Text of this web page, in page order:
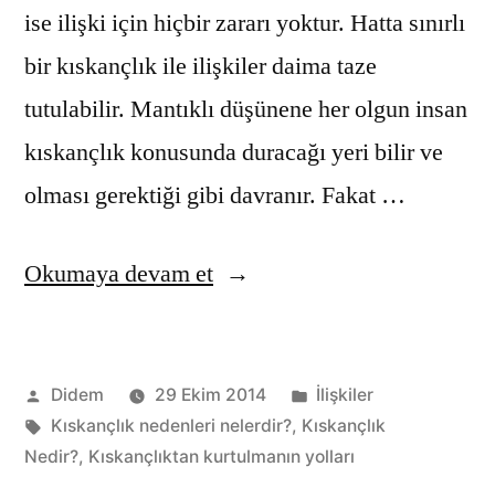
ise ilişki için hiçbir zararı yoktur. Hatta sınırlı
bir kıskançlık ile ilişkiler daima taze
tutulabilir. Mantıklı düşünene her olgun insan
kıskançlık konusunda duracağı yeri bilir ve
olması gerektiği gibi davranır. Fakat …
Okumaya devam et“Kıskançlık
etme
yolları”
Gönderen:
Didem 29 Ekim 2014 Kategori:
İlişkiler
Etiketler:
Kıskançlık nedenleri nelerdir?, Kıskançlık
Nedir?, Kıskançlıktan kurtulmanın yolları